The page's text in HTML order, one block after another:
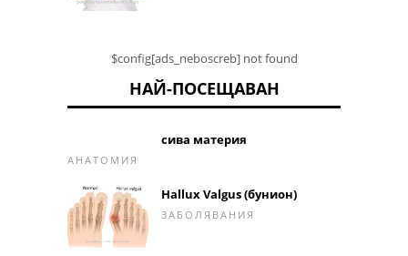
$config[ads_neboscreb] not found
НАЙ-ПОСЕЩАВАН
сива материя
АНАТОМИЯ
Hallux Valgus (бунион)
ЗАБОЛЯВАНИЯ